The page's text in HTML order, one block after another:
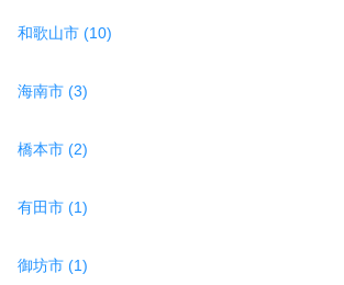
和歌山市 (10)
海南市 (3)
橋本市 (2)
有田市 (1)
御坊市 (1)